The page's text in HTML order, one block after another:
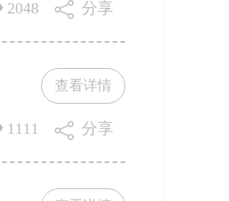
2048 分享
查看详情
1111 分享